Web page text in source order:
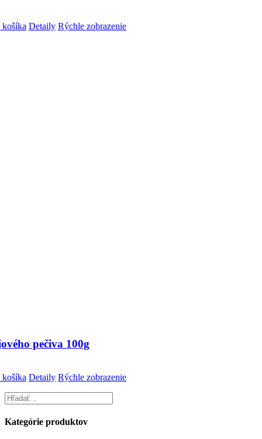
Detaily Rýchle zobrazenie
pečiva 100g
Detaily Rýchle zobrazenie
Kategórie produktov